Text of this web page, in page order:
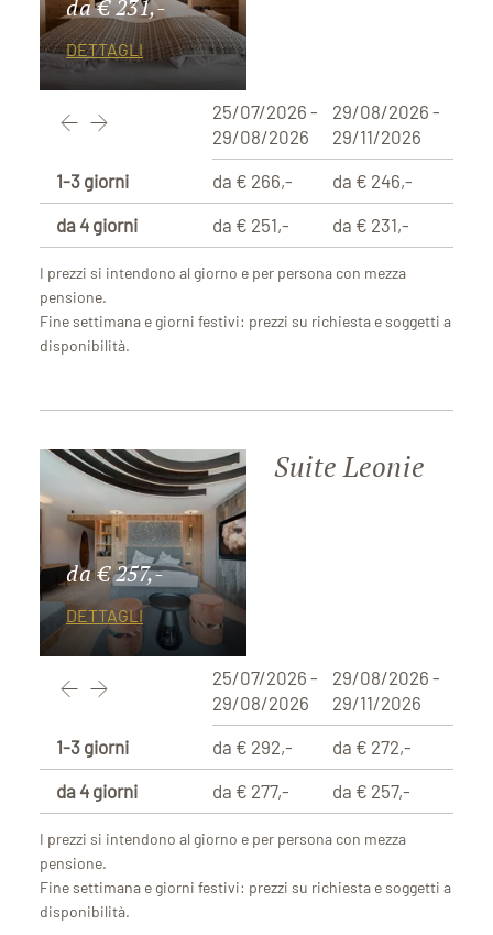
da € 231,-
DETTAGLI
25/07/2026 -
29/08/2026
29/08/2026 -
29/11/2026
1-3 giorni
da 4 giorni
da € 266,-
da € 251,-
da € 246,-
da € 231,-
I prezzi si intendono al giorno e per persona con mezza
pensione.
Fine settimana e giorni festivi: prezzi su richiesta e soggetti a
disponibilità.
da € 257,-
DETTAGLI
Suite Leonie
25/07/2026 -
29/08/2026
29/08/2026 -
29/11/2026
1-3 giorni
da 4 giorni
da € 292,-
da € 277,-
da € 272,-
da € 257,-
I prezzi si intendono al giorno e per persona con mezza
pensione.
Fine settimana e giorni festivi: prezzi su richiesta e soggetti a
disponibilità.